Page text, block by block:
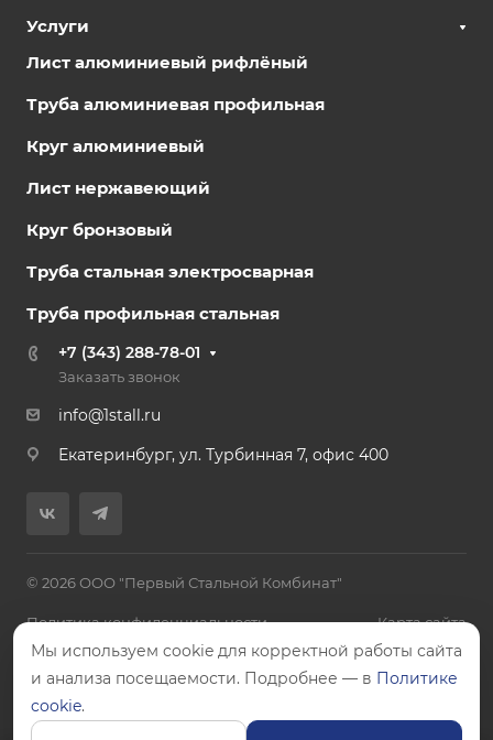
Услуги
Лист алюминиевый рифлёный
Труба алюминиевая профильная
Круг алюминиевый
Лист нержавеющий
Круг бронзовый
Труба стальная электросварная
Труба профильная стальная
+7 (343) 288-78-01
Заказать звонок
info@1stall.ru
Екатеринбург, ул. Турбинная 7, офис 400
© 2026 ООО "Первый Стальной Комбинат"
Политика конфиденциальности Карта сайта
Цены, указанные на сайте, не являются публичной офертой.
Мы используем cookie для корректной работы сайта
и анализа посещаемости. Подробнее — в Политике
cookie.